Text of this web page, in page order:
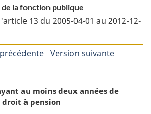
de la fonction publique
13 du 2005-04-01 au 2012-12-
deVersion suivantede
au moins deux années de
à pension